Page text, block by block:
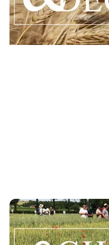
12 DÉC. 2025
Céréales à paille
la synthèse des